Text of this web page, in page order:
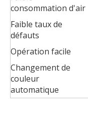
consommation d'air
Faible taux de
défauts
Opération facile
Changement de
couleur
automatique